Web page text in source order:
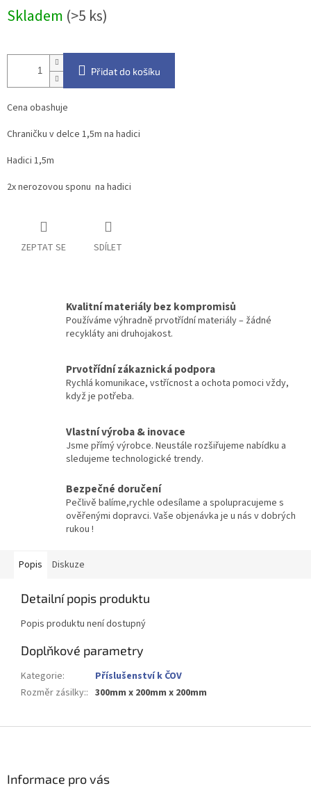
cena:
Skladem (>5 ks)
Přidat do košíku
Cena obashuje
Chraničku v delce 1,5m na hadici
Hadici 1,5m
2x nerozovou sponu na hadici
ZEPTAT SE SDÍLET
Kvalitní materiály bez kompromisů
Používáme výhradně prvotřídní materiály – žádné
recykláty ani druhojakost.
Prvotřídní zákaznická podpora
Rychlá komunikace, vstřícnost a ochota pomoci vždy,
když je potřeba.
Vlastní výroba & inovace
Jsme přímý výrobce. Neustále rozšiřujeme nabídku a
sledujeme technologické trendy.
Bezpečné doručení
Pečlivě balíme,rychle odesílame a spolupracujeme s
ověřenými dopravci. Vaše objenávka je u nás v dobrých
rukou !
Popis Diskuze
Detailní popis produktu
Popis produktu není dostupný
Doplňkové parametry
Kategorie:
Příslušenství k ČOV
Rozměr zásilky:: 300mm x 200mm x 200mm
Informace pro vás